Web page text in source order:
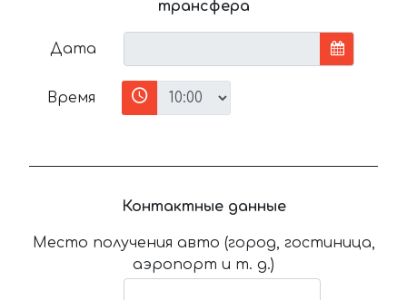
трансфера
Дата
Время
Контактные данные
Место получения авто (город, гостиница,
аэропорт и т. д.)